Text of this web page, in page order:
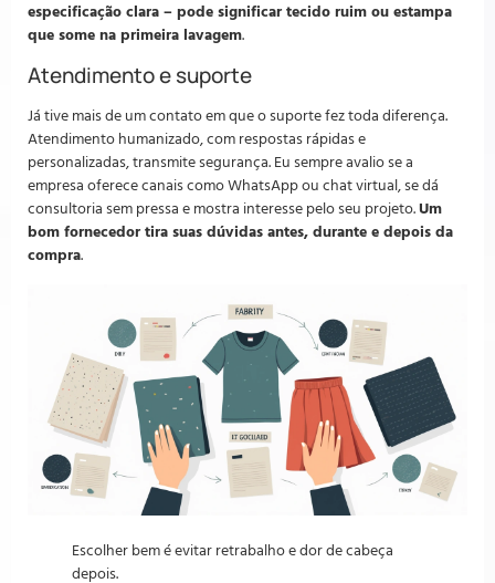
especificação clara – pode significar tecido ruim ou estampa
que some na primeira lavagem.
Atendimento e suporte
Já tive mais de um contato em que o suporte fez toda diferença.
Atendimento humanizado, com respostas rápidas e
personalizadas, transmite segurança. Eu sempre avalio se a
empresa oferece canais como WhatsApp ou chat virtual, se dá
consultoria sem pressa e mostra interesse pelo seu projeto.Um
bom fornecedor tira suas dúvidas antes, durante e depois da
compra.
Escolher bem é evitar retrabalho e dor de cabeça
depois.